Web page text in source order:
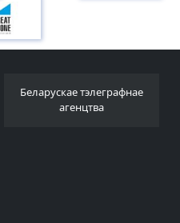
Беларускае тэлеграфнае
агенцтва